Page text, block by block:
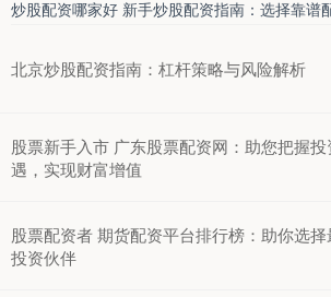
炒股配资哪家好 新手炒股配资指南：选择靠谱
北京炒股配资指南：杠杆策略与风险解析
股票新手入市 广东股票配资网：助您把握
遇，实现财富增值
股票配资者 期货配资平台排行榜：助你选择
投资伙伴